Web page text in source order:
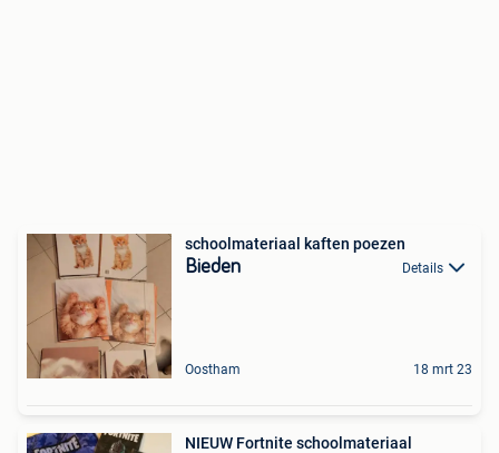
schoolmateriaal kaften poezen
Bieden Details
Oostham 18 mrt 23
NIEUW Fortnite schoolmateriaal